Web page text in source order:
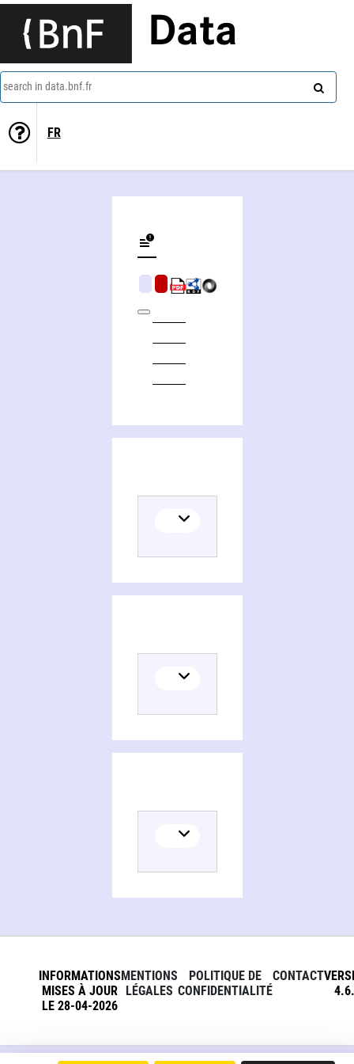
Data
search in data.bnf.fr
FR
INFORMATIONS
MISES À JOUR
LE 28-04-2026
MENTIONS
LÉGALES
POLITIQUE DE
CONFIDENTIALITÉ
CONTACT